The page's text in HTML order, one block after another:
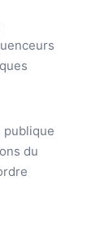
publique
du